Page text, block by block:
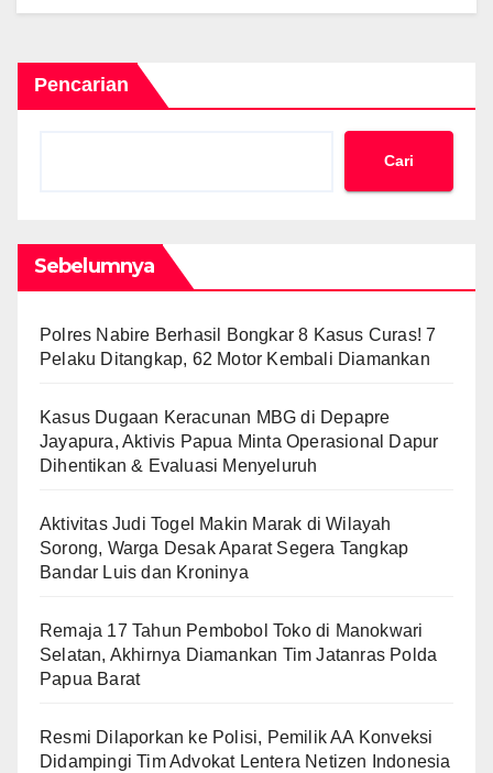
Pencarian
Cari
Sebelumnya
Polres Nabire Berhasil Bongkar 8 Kasus Curas! 7
Pelaku Ditangkap, 62 Motor Kembali Diamankan
Kasus Dugaan Keracunan MBG di Depapre
Jayapura, Aktivis Papua Minta Operasional Dapur
Dihentikan & Evaluasi Menyeluruh
Aktivitas Judi Togel Makin Marak di Wilayah
Sorong, Warga Desak Aparat Segera Tangkap
Bandar Luis dan Kroninya
Remaja 17 Tahun Pembobol Toko di Manokwari
Selatan, Akhirnya Diamankan Tim Jatanras Polda
Papua Barat
Resmi Dilaporkan ke Polisi, Pemilik AA Konveksi
Didampingi Tim Advokat Lentera Netizen Indonesia